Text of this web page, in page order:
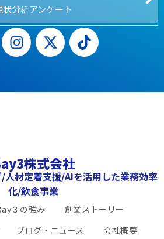
状分析アンケート
株式会社
人材定着支援/AIを活用した業務効率
化/飲食事業
３の強み
創業ストーリー
ブログ・ニュース
会社概要